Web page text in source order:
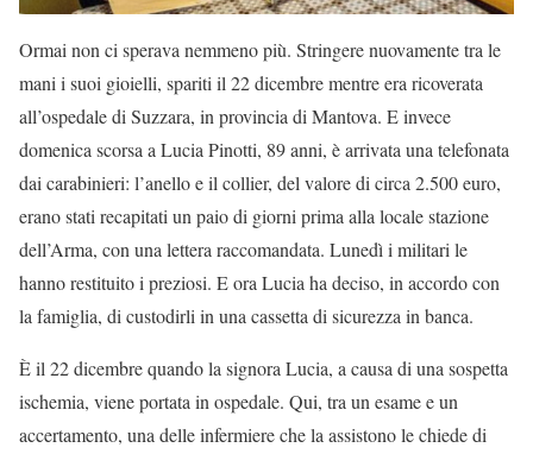
Ormai non ci sperava nemmeno più. Stringere nuovamente tra le
mani i suoi gioielli, spariti il 22 dicembre mentre era ricoverata
all’ospedale di Suzzara, in provincia di Mantova. E invece
domenica scorsa a Lucia Pinotti, 89 anni, è arrivata una telefonata
dai carabinieri: l’anello e il collier, del valore di circa 2.500 euro,
erano stati recapitati un paio di giorni prima alla locale stazione
dell’Arma, con una lettera raccomandata. Lunedì i militari le
hanno restituito i preziosi. E ora Lucia ha deciso, in accordo con
la famiglia, di custodirli in una cassetta di sicurezza in banca.
È il 22 dicembre quando la signora Lucia, a causa di una sospetta
ischemia, viene portata in ospedale. Qui, tra un esame e un
accertamento, una delle infermiere che la assistono le chiede di